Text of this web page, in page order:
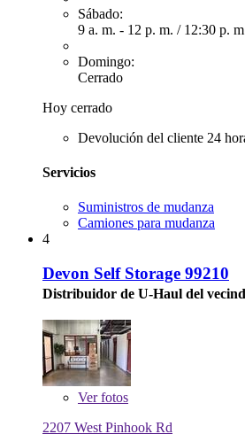
Sábado:
9 a. m. - 12 p. m. / 12:30 p.
Domingo:
Cerrado
Hoy cerrado
Devolución del cliente 24
Servicios
Suministros de mudanza
Camiones para mudanza
4
Devon Self Storage 99210
Distribuidor de U-Haul del
Verfotos
2207 West Pinhook Rd